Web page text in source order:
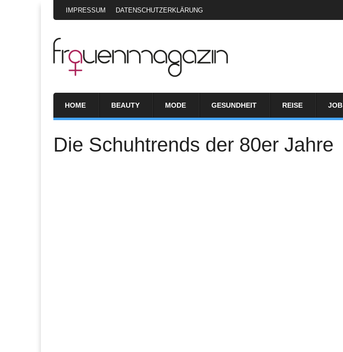
IMPRESSUM DATENSCHUTZERKLÄRUNG
HOME BEAUTY MODE GESUNDHEIT REISE JOB
Die Schuhtrends der 80er Jahre